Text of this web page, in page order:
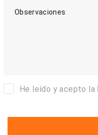
Observaciones
He leído y acepto la